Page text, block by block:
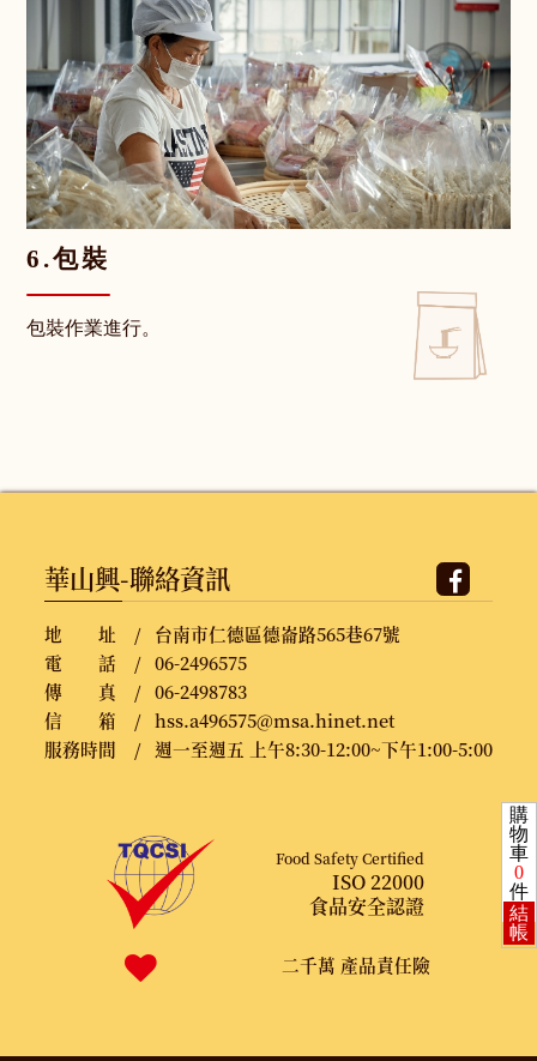
購
物
車
0
件
結
帳
6.包裝
包裝作業進行。
華山興-聯絡資訊
地 址 / 台南市仁德區德崙路565巷67號
電 話 / 06-2496575
傳 真 / 06-2498783
信 箱 / hss.a496575@msa.hinet.net
服務時間 / 週一至週五 上午8:30-12:00~下午1:00-5:00
Food Safety Certified
ISO 22000
食品安全認證
二千萬 產品責任險